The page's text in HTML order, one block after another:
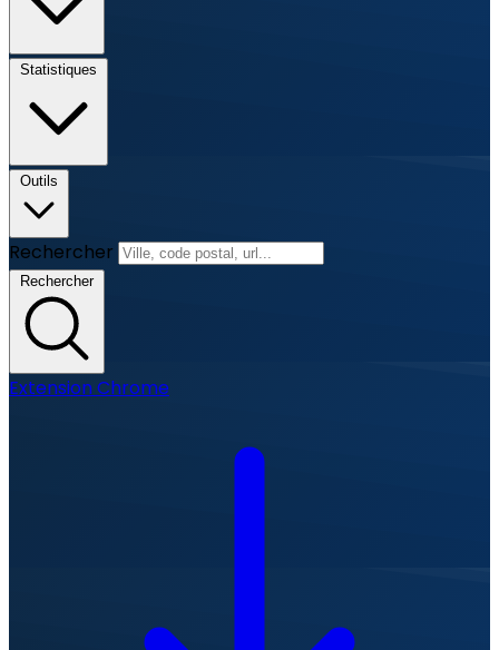
Statistiques
Outils
Rechercher
Rechercher
Extension Chrome